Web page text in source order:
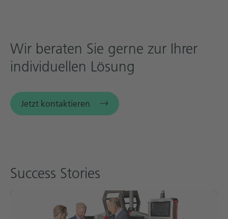
Wir beraten Sie gerne zur Ihrer
individuellen Lösung
Jetzt kontaktieren
Success Stories